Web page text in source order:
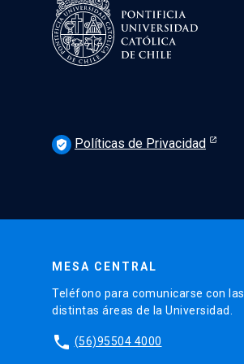
verified_user Políticas de Privacidad
MESA CENTRAL
Teléfono para comunicarse con las
distintas áreas de la Universidad.
phone (56)95504 4000